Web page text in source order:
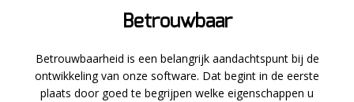
Betrouwbaar
Betrouwbaarheid is een belangrijk aandachtspunt bij de
ontwikkeling van onze software. Dat begint in de eerste
plaats door goed te begrijpen welke eigenschappen u